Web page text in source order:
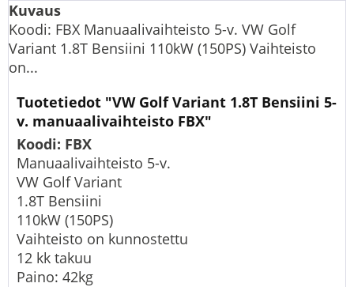
Kuvaus
Koodi: FBX Manuaalivaihteisto 5-v. VW Golf
Variant 1.8T Bensiini 110kW (150PS) Vaihteisto
on...
Tuotetiedot "VW Golf Variant 1.8T Bensiini 5-
v. manuaalivaihteisto FBX"
Koodi: FBX
Manuaalivaihteisto 5-v.
VW Golf Variant
1.8T Bensiini
110kW (150PS)
Vaihteisto on kunnostettu
12 kk takuu
Paino: 42kg